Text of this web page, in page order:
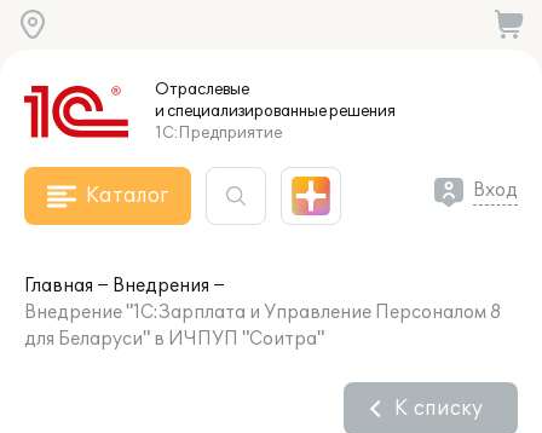
Отраслевые
и специализированныерешения
1С:Предприятие
Каталог Вход
Главная
Внедрения
Внедрение "1С:Зарплата и Управление Персоналом 8
для Беларуси" в ИЧПУП "Соитра"
К списку